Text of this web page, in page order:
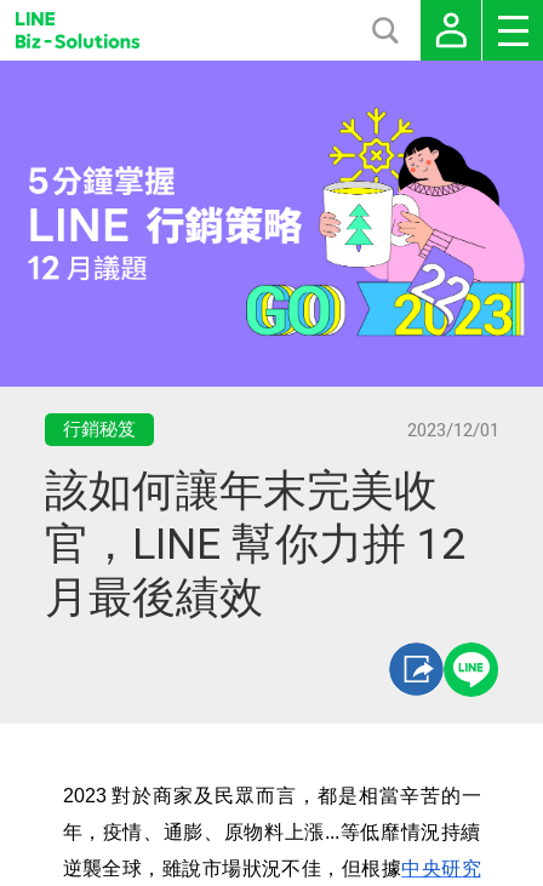
行銷秘笈 2023/12/01
該如何讓年末完美收
官，LINE 幫你力拼 12
月最後績效
2023對於商家及民眾而言，都是相當辛苦的一
年，疫情、通膨、原物料上漲...等低靡情況持續
逆襲全球，雖說市場狀況不佳，但根據中央研究